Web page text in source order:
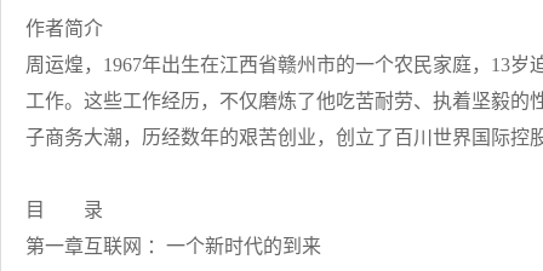
作者简介
周运煌，1967年出生在江西省赣州市的一个农民家庭，13
工作。这些工作经历，不仅磨炼了他吃苦耐劳、执着坚毅
子商务大潮，历经数年的艰苦创业，创立了百川世界国际
目 录
第一章互联网 ：一个新时代的到来